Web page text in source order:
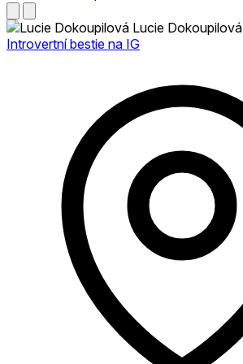
Lucie Dokoupilová
Introvertní bestie na IG